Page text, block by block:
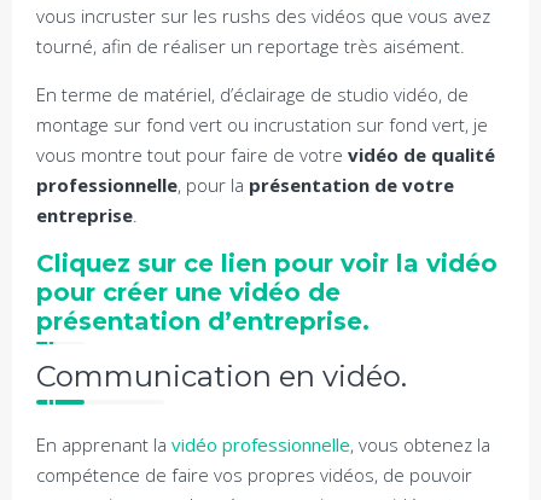
vous incruster sur les rushs des vidéos que vous avez
tourné, afin de réaliser un reportage très aisément.
En terme de matériel, d’éclairage de studio vidéo, de
montage sur fond vert ou incrustation sur fond vert, je
vous montre tout pour faire de votre vidéo de qualité
professionnelle, pour la présentation de votre
entreprise.
Cliquez sur ce lien pour voir la vidéo
pour créer une vidéo de
présentation d’entreprise.
Communication en vidéo.
En apprenant la vidéo professionnelle, vous obtenez la
compétence de faire vos propres vidéos, de pouvoir